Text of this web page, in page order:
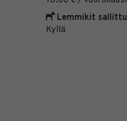
Lemmikit sallittu
Kyllä